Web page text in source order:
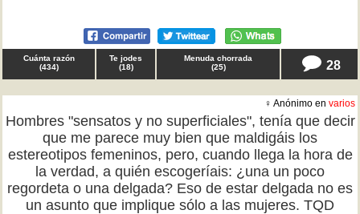
Cuánta razón
(434)
Te jodes
(18)
Menuda chorrada
(25) 28
♀ Anónimo en varios
Hombres "sensatos y no superficiales", tenía que decir
que me parece muy bien que maldigáis los
estereotipos femeninos, pero, cuando llega la hora de
la verdad, a quién escogeríais: ¿una un poco
regordeta o una delgada? Eso de estar delgada no es
un asunto que implique sólo a las mujeres. TQD